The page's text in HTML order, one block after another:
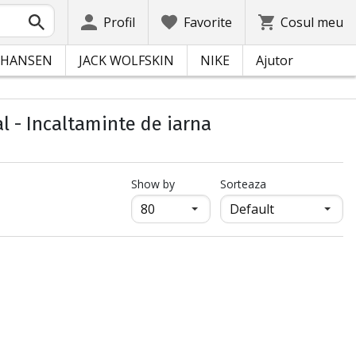
Profil Favorite Cosul meu
JACK WOLFSKIN NIKE Ajutor
- Incaltaminte de iarna
Show byпродукти на страница
Sorteaza